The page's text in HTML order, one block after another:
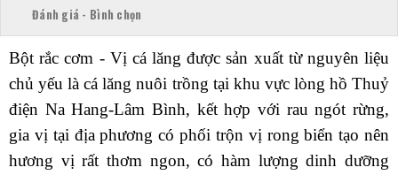
Đánh giá - Bình chọn
Bột rắc cơm - Vị cá lăng được sản xuất từ nguyên liệu
chủ yếu là cá lăng nuôi trồng tại khu vực lòng hồ Thuỷ
điện Na Hang-Lâm Bình, kết hợp với rau ngót rừng,
gia vị tại địa phương có phối trộn vị rong biển tạo nên
hương vị rất thơm ngon, có hàm lượng dinh dưỡng